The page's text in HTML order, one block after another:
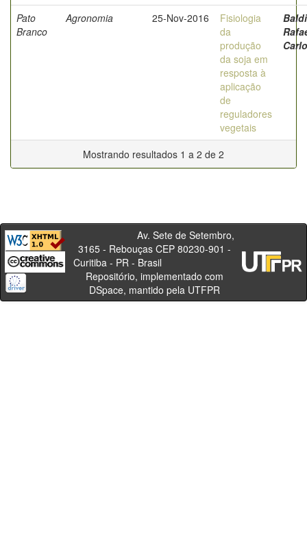
Pato
Branco
Agronomia 25-Nov-2016
Fisiologia
da
produção
da soja em
resposta à
aplicação
de
reguladores
vegetais
Mostrando resultados 1 a 2 de 2
Av. Sete de Setembro,
3165 - Rebouças CEP 80230-901 -
Curitiba - PR - Brasil
Repositório, implementado com
DSpace, mantido pela UTFPR